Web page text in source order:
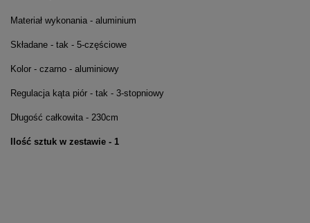
Materiał wykonania - aluminium
Składane - tak - 5-częściowe
Kolor - czarno - aluminiowy
Regulacja kąta piór - tak - 3-stopniowy
Długość całkowita - 230cm
Ilość sztuk w zestawie - 1